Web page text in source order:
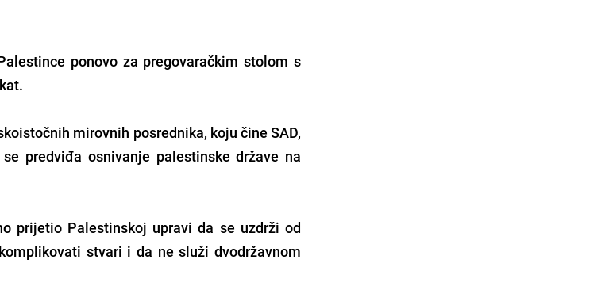
ponovo za pregovaračkim stolom s
mirovnih posrednika, koju čine SAD,
predviđa osnivanje palestinske države na
prijetio Palestinskoj upravi da se uzdrži od
stvari i da ne služi dvodržavnom